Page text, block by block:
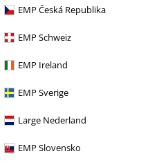
EMP Česká Republika
EMP Schweiz
EMP Ireland
EMP Sverige
Large Nederland
EMP Slovensko